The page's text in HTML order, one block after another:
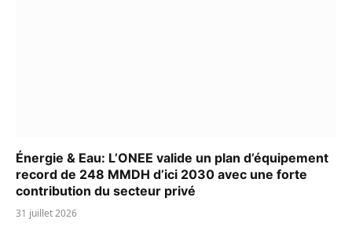
Énergie & Eau: L’ONEE valide un plan d’équipement
record de 248 MMDH d’ici 2030 avec une forte
contribution du secteur privé
31 juillet 2026